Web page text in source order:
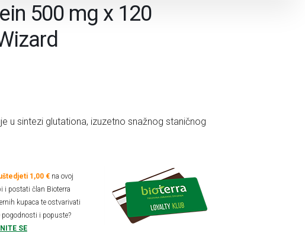
500 mg x 120
u sintezi glutationa, izuzetno snažnog staničnog
1,00 €na ovoj
i postati član Bioterra
kupaca te ostvarivati
pogodnosti i popuste?
SE